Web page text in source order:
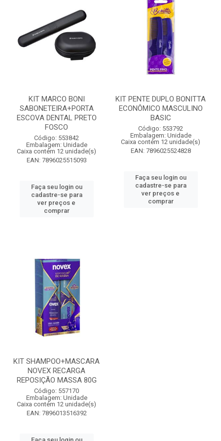
KIT MARCO BONI
SABONETEIRA+PORTA
ESCOVA DENTAL PRETO
FOSCO
Código: 553842
Embalagem: Unidade
Caixa contém 12 unidade(s)
EAN: 7896025515093
Faça seu login ou
cadastre-se para
ver preços e
comprar
KIT PENTE DUPLO BONITTA
ECONÔMICO MASCULINO
BASIC
Código: 553792
Embalagem: Unidade
Caixa contém 12 unidade(s)
EAN: 7896025524828
Faça seu login ou
cadastre-se para
ver preços e
comprar
KIT SHAMPOO+MASCARA
NOVEX RECARGA
REPOSIÇÃO MASSA 80G
Código: 557170
Embalagem: Unidade
Caixa contém 12 unidade(s)
EAN: 7896013516392